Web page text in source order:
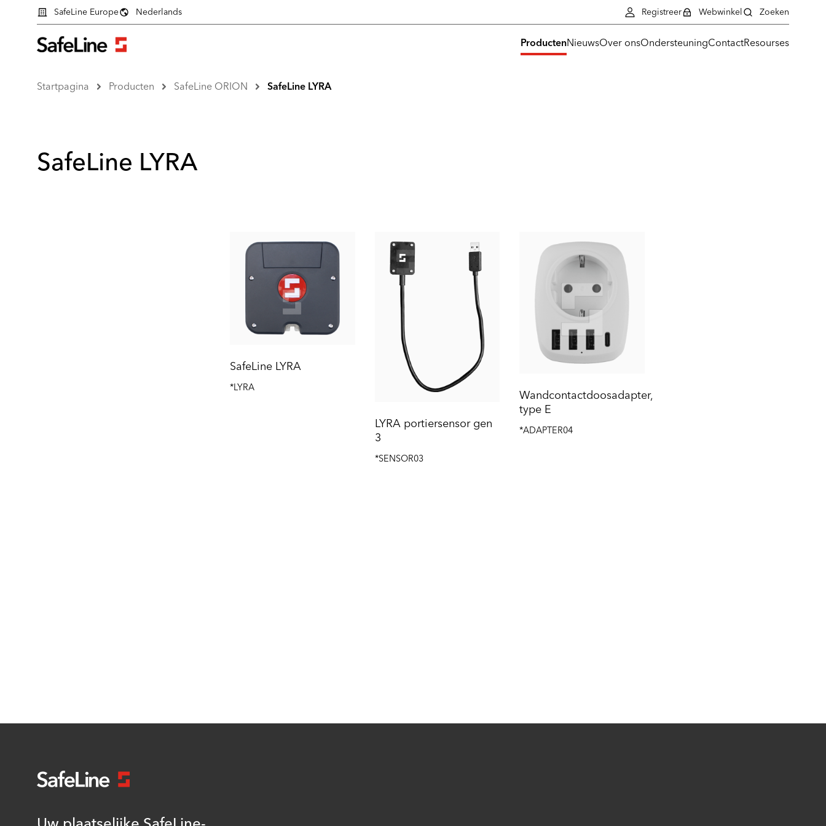
ProductenNieuwsOver onsOndersteuningContactResourses
SafeLine Europe Nederlands Registreer Webwinkel Zoeken
Startpagina Producten SafeLine ORION SafeLine LYRA
SafeLine LYRA
SafeLine LYRA
*LYRA
LYRA portiersensor gen
3
*SENSOR03
Wandcontactdoosadapter,
type E
*ADAPTER04